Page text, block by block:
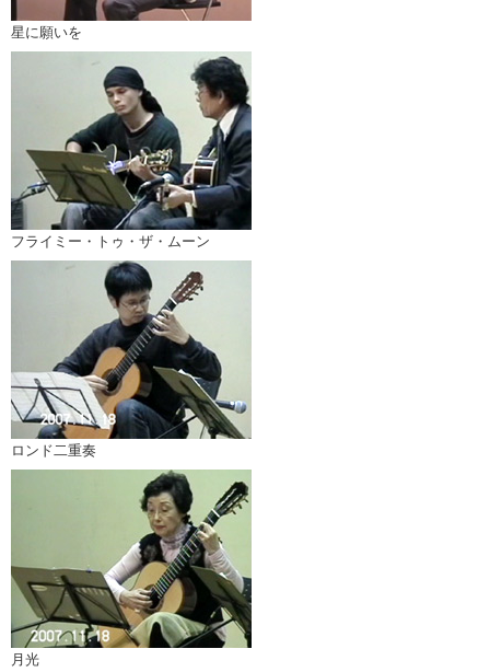
星に願いを
フライミー・トゥ・ザ・ムーン
ロンド二重奏
月光